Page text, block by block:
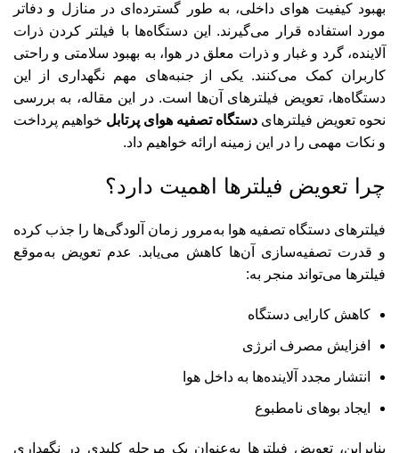
بهبود کیفیت هوای داخلی، به طور گسترده‌ای در منازل و دفاتر
مورد استفاده قرار می‌گیرند. این دستگاه‌ها با فیلتر کردن ذرات
آلاینده، گرد و غبار و ذرات معلق در هوا، به بهبود سلامتی و راحتی
کاربران کمک می‌کنند. یکی از جنبه‌های مهم نگهداری از این
دستگاه‌ها، تعویض فیلترهای آن‌ها است. در این مقاله، به بررسی
نحوه تعویض فیلترهای دستگاه تصفیه هوای پرتابل خواهیم پرداخت
و نکات مهمی را در این زمینه ارائه خواهیم داد.
چرا تعویض فیلترها اهمیت دارد؟
فیلترهای دستگاه تصفیه هوا به‌مرور زمان آلودگی‌ها را جذب کرده
و قدرت تصفیه‌سازی آن‌ها کاهش می‌یابد. عدم تعویض به‌موقع
فیلترها می‌تواند منجر به:
کاهش کارایی دستگاه
افزایش مصرف انرژی
انتشار مجدد آلاینده‌ها به داخل هوا
ایجاد بوهای نامطبوع
بنابراین، تعویض فیلترها به‌عنوان یک مرحله کلیدی در نگهداری